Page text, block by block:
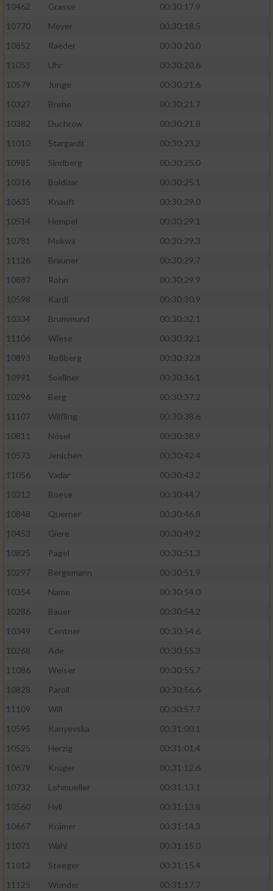
10462
Grasse
00:30:17.9
10770
Meyer
00:30:18.5
10852
Raeder
00:30:20.0
11053
Uhr
00:30:20.6
10579
Junge
00:30:21.6
10327
Brehe
00:30:21.7
10382
Duchrow
00:30:21.8
11010
Stargardt
00:30:23.2
10985
Sindberg
00:30:25.0
10316
Boldizar
00:30:25.1
10635
Knauft
00:30:29.0
10514
Hempel
00:30:29.1
10781
Mokwa
00:30:29.3
11126
Brauner
00:30:29.7
10887
Rohn
00:30:29.9
10598
Kardi
00:30:30.9
10334
Brummund
00:30:32.1
11106
Wiese
00:30:32.1
10893
Roßberg
00:30:32.8
10991
Soellner
00:30:36.1
10296
Berg
00:30:37.2
11107
Wilfling
00:30:38.6
10811
Nösel
00:30:38.9
10573
Jenichen
00:30:42.4
11056
Vadar
00:30:43.2
10312
Boese
00:30:44.7
10848
Querner
00:30:46.8
10453
Giere
00:30:49.2
10825
Pagel
00:30:51.3
10297
Bergemann
00:30:51.9
10354
Name
00:30:54.0
10286
Bauer
00:30:54.2
10349
Centner
00:30:54.6
10268
Ade
00:30:55.3
11086
Weiser
00:30:55.7
10828
Paroll
00:30:56.6
11109
Will
00:30:57.7
10595
Kanyevska
00:31:00.1
10525
Herzig
00:31:01.4
10679
Krüger
00:31:12.6
10732
Lohmueller
00:31:13.1
10560
Hyll
00:31:13.8
10667
Krämer
00:31:14.3
11071
Wahl
00:31:15.0
11012
Steeger
00:31:15.4
11125
Wunder
00:31:17.7